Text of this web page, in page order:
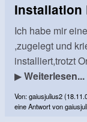
Installation
Ich habe mir
,zugelegt und
installiert,trotzt
▶Weiterlesen...
Von: gaiusjulius2
eine Antwort von